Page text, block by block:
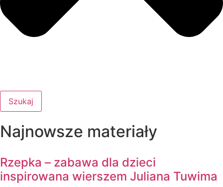
Szukaj
Najnowsze materiały
Rzepka – zabawa dla dzieci
inspirowana wierszem Juliana Tuwima